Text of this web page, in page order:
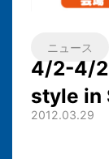
ニュース
4/2-4/
style in
2012.03.29